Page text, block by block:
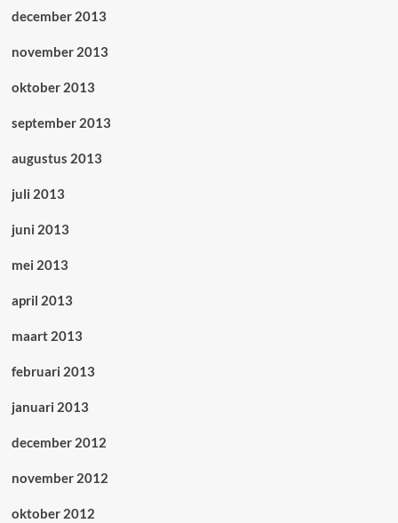
december 2013
november 2013
oktober 2013
september 2013
augustus 2013
juli 2013
juni 2013
mei 2013
april 2013
maart 2013
februari 2013
januari 2013
december 2012
november 2012
oktober 2012